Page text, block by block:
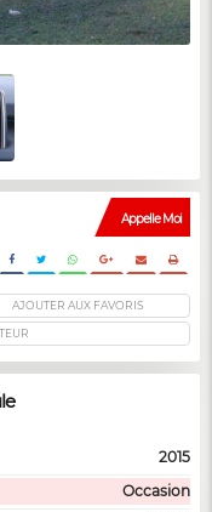
Appelle Moi
AJOUTER AUX FAVORIS
2015
Occasion